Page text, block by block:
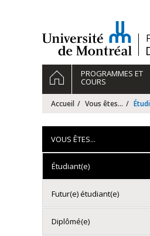
/
Navigation
principale
ACCUEILPROGRAMMES ET
COURS
Accueil Vous êtes...
VOUS ÊTES...
Étudiant(e)
Futur(e) étudiant(e)
Diplômé(e)